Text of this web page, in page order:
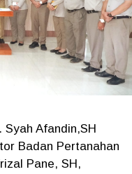
Syah Afandin,SH
Badan Pertanahan
Pane, SH,